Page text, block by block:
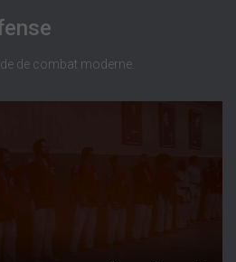
de combat moderne.